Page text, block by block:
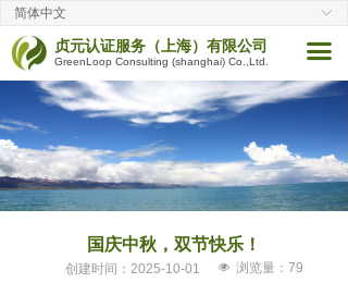
ꀅ
简体中文
贞元认证服务（上海）有限公司
GreenLoop Consulting (shanghai) Co.,Ltd. 끀
首页
公司简介
咨询项目
培训项目
企业动态
国庆中秋，双节快乐！
创建时间： 2025-10-01 넶 浏览量： 79